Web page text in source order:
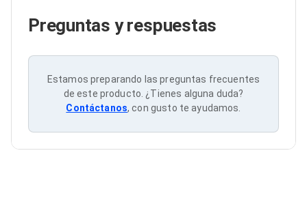
Dispositivos de Entrada
Mouse
Teclados
Teclados Numéricos
Controles de Juego para PC
Accesorios para Servidores
Racks y Gabinetes
Cableado Estructurado para Servidores
Preguntas y respuestas
Estamos preparando las preguntas frecuentes
de este producto. ¿Tienes alguna duda?
Contáctanos, con gusto te ayudamos.